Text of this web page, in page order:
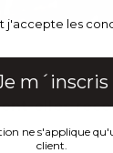
elles
j'accepte les
m´inscris
ne s'applique
client.